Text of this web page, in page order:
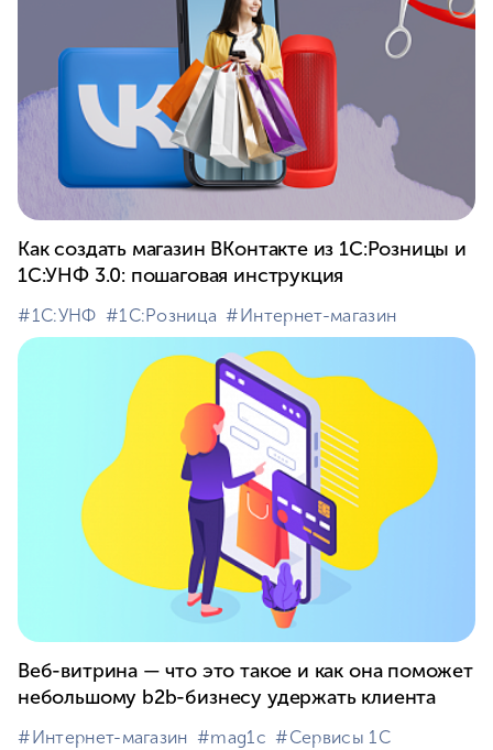
Как создать магазин ВКонтакте из 1С:Розницы и
1С:УНФ 3.0: пошаговая инструкция
#⁣1С:УНФ #⁣1С:Розница #⁣Интернет-магазин
Веб-витрина — что это такое и как она поможет
небольшому b2b-бизнесу удержать клиента
#⁣Интернет-магазин #⁣mag1c #⁣Сервисы 1С